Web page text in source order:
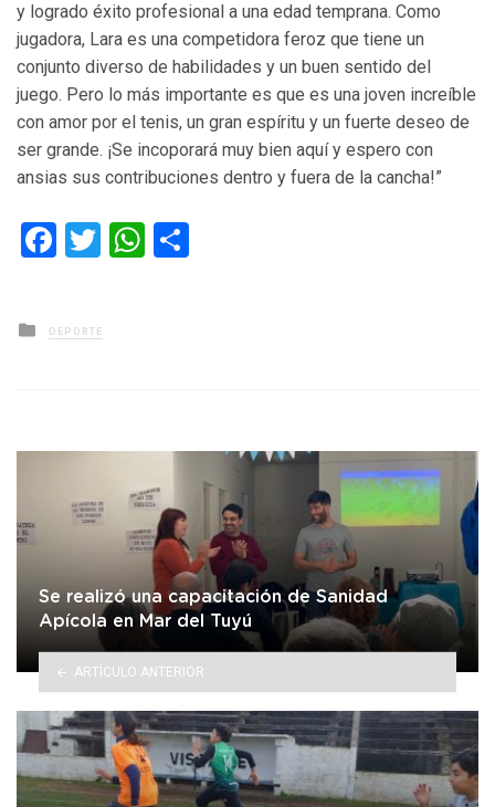
y logrado éxito profesional a una edad temprana. Como
jugadora, Lara es una competidora feroz que tiene un
conjunto diverso de habilidades y un buen sentido del
juego. Pero lo más importante es que es una joven increíble
con amor por el tenis, un gran espíritu y un fuerte deseo de
ser grande. ¡Se incoporará muy bien aquí y espero con
ansias sus contribuciones dentro y fuera de la cancha!”
Facebook
TwitterWhatsApp
Posted
in
DEPORTE
Se realizó una capacitación de Sanidad
Apícola en Mar del Tuyú
ARTÍCULO ANTERIOR